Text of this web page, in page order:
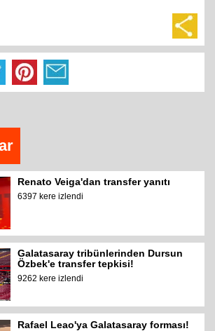
Renato Veiga'dan transfer yanıtı
6397 kere izlendi
Galatasaray tribünlerinden Dursun
Özbek'e transfer tepkisi!
9262 kere izlendi
Rafael Leao'ya Galatasaray forması!